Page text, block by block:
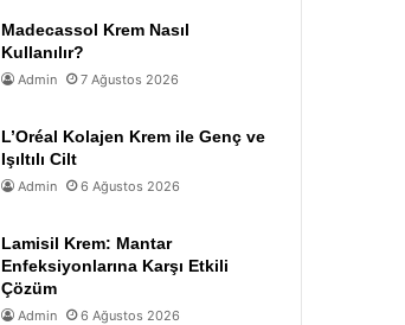
Madecassol Krem Nasıl
Kullanılır?
Admin 7 Ağustos 2026
L’Oréal Kolajen Krem ile Genç ve
Işıltılı Cilt
Admin 6 Ağustos 2026
Lamisil Krem: Mantar
Enfeksiyonlarına Karşı Etkili
Çözüm
Admin 6 Ağustos 2026